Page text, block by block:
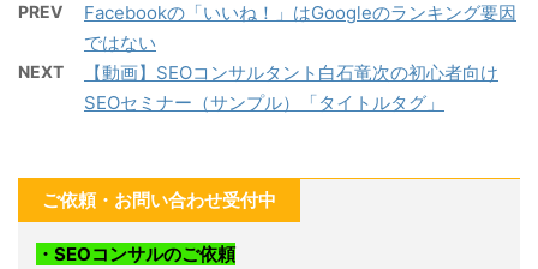
PREV
Facebookの「いいね！」はGoogleのランキング要因
ではない
NEXT
【動画】SEOコンサルタント白石竜次の初心者向け
SEOセミナー（サンプル）「タイトルタグ」
ご依頼・お問い合わせ受付中
・SEOコンサルのご依頼